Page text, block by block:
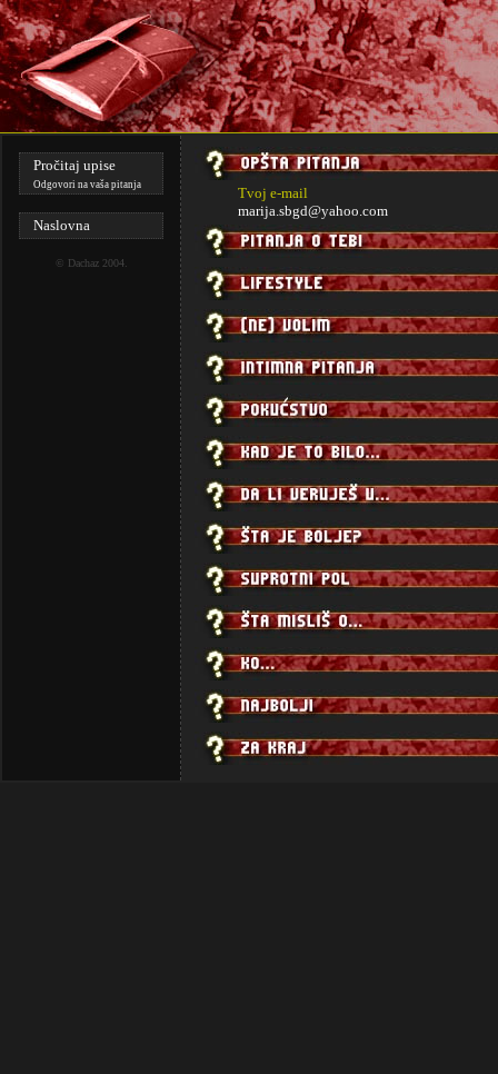
Pročitaj upise
Odgovori na vaša pitanja
Naslovna
© Dachaz2004.
Tvoj e-mail
marija.sbgd@yahoo.com